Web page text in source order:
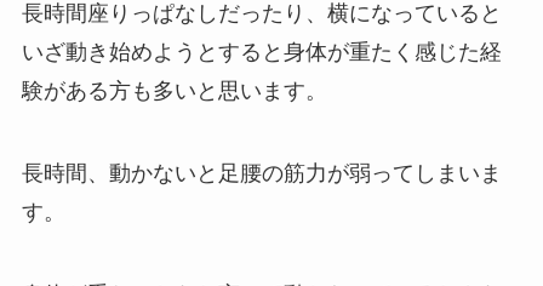
長時間座りっぱなしだったり、横になっていると
いざ動き始めようとすると身体が重たく感じた経
験がある方も多いと思います。
長時間、動かないと足腰の筋力が弱ってしまいま
す。